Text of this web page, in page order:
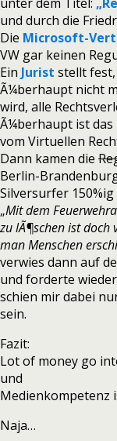
und durch die
Die Microsoft-
VW gar keinen
Ein Jurist stellt
Ã¼berhaupt nicht
wird, alle
Ã¼berhaupt ist das
vom Virtuellen
Dann kamen die
Berlin-
Silversurfer
„Mit dem
zu lÃ¶schen ist doch
man Menschen
verwies dann auf
und forderte
schien mir dabei
sein.
Fazit:
Lot of money go
und
Medienkompetenz
Naja…